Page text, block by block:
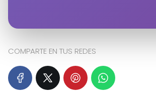
COMPARTE EN TUS REDES